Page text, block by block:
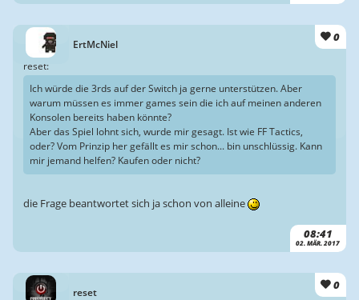
ErtMcNiel
0
08:41
02. MÄR. 2017
reset:
Ich würde die 3rds auf der Switch ja gerne unterstützen. Aber
warum müssen es immer games sein die ich auf meinen anderen
Konsolen bereits haben könnte?
Aber das Spiel lohnt sich, wurde mir gesagt. Ist wie FF Tactics,
oder? Vom Prinzip her gefällt es mir schon... bin unschlüssig. Kann
mir jemand helfen? Kaufen oder nicht?
die Frage beantwortet sich ja schon von alleine
reset
0